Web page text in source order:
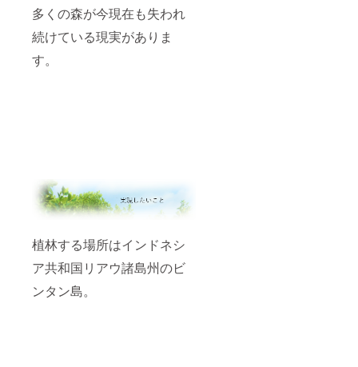
多くの森が今現在も失われ
続けている現実がありま
す。
植林する場所はインドネシ
ア共和国リアウ諸島州のビ
ンタン島。